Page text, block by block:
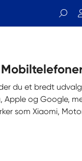
du et bredt
Apple og Google,
som Xiaomi,